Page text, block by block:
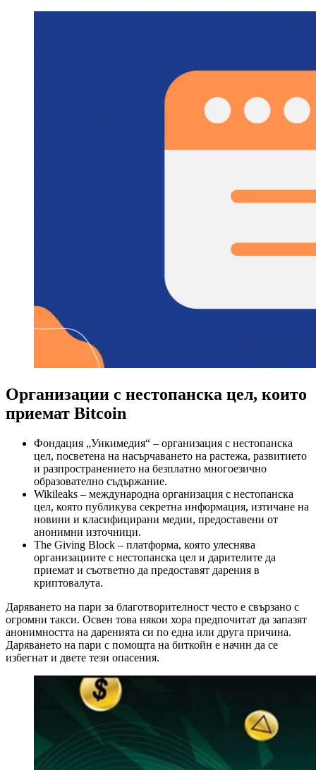
Организации с нестопанска цел, които
приемат Bitcoin
Фондация „Уикимедия“ – организация с нестопанска
цел, посветена на насърчаването на растежа, развитието
и разпространението на безплатно многоезично
образователно съдържание.
Wikileaks – международна организация с нестопанска
цел, която публикува секретна информация, изтичане на
новини и класифицирани медии, предоставени от
анонимни източници.
The Giving Block – платформа, която улеснява
организациите с нестопанска цел и дарителите да
приемат и съответно да предоставят дарения в
криптовалута.
Даряването на пари за благотворителност често е свързано с
огромни такси. Освен това някои хора предпочитат да запазят
анонимността на даренията си по една или друга причина.
Даряването на пари с помощта на биткойн е начин да се
избегнат и двете тези опасения.